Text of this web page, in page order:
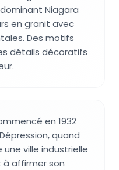
Niagara
en granit avec
Des motifs
détails décoratifs
en 1932
quand
ville industrielle
affirmer son